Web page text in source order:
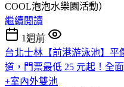
COOL泡泡水樂園活動）
繼續閱讀
1週前
台北士林【前港游泳池】平
道，門票最低 25 元起！全
+室內外雙池